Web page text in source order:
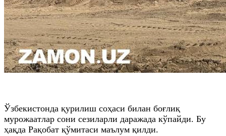
Ўзбекистонда қурилиш соҳаси билан боғлиқ
мурожаатлар сони сезиларли даражада кўпайди. Бу
ҳақда Рақобат қўмитаси маълум қилди.